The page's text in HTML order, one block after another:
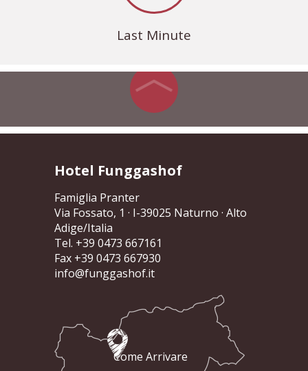
Last Minute
Hotel Funggashof
Famiglia Pranter
Via Fossato, 1 · I-39025 Naturno · Alto
Adige/Italia
Tel. +39 0473 667161
Fax +39 0473 667930
info@funggashof.it
Come Arrivare